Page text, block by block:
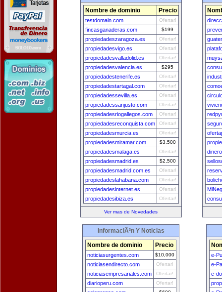
Nombre de dominio Precio
testdomain.com Ofertar!
fincasganaderas.com $199
propiedadeszaragoza.es Ofertar!
propiedadesvigo.es Ofertar!
propiedadesvalladolid.es Ofertar!
propiedadesvalencia.es $295
propiedadestenerife.es Ofertar!
propiedadestartagal.com Ofertar!
propiedadessevilla.es Ofertar!
propiedadessanjusto.com Ofertar!
propiedadesriogallegos.com Ofertar!
propiedadesreconquista.com Ofertar!
propiedadesmurcia.es Ofertar!
propiedadesmiramar.com $3,500
propiedadesmalaga.es Ofertar!
propiedadesmadrid.es $2,500
propiedadesmadrid.com.es Ofertar!
propiedadeslahabana.com Ofertar!
propiedadesinternet.es Ofertar!
propiedadesibiza.es Ofertar!
Ver mas de Novedades
InformaciÃ³n Y Noticias
Nombre de dominio Precio
noticiasurgentes.com $10,000
noticiasendirecto.com Ofertar!
noticiasempresariales.com Ofertar!
diarioperu.com Ofertar!
e-
e-
e-